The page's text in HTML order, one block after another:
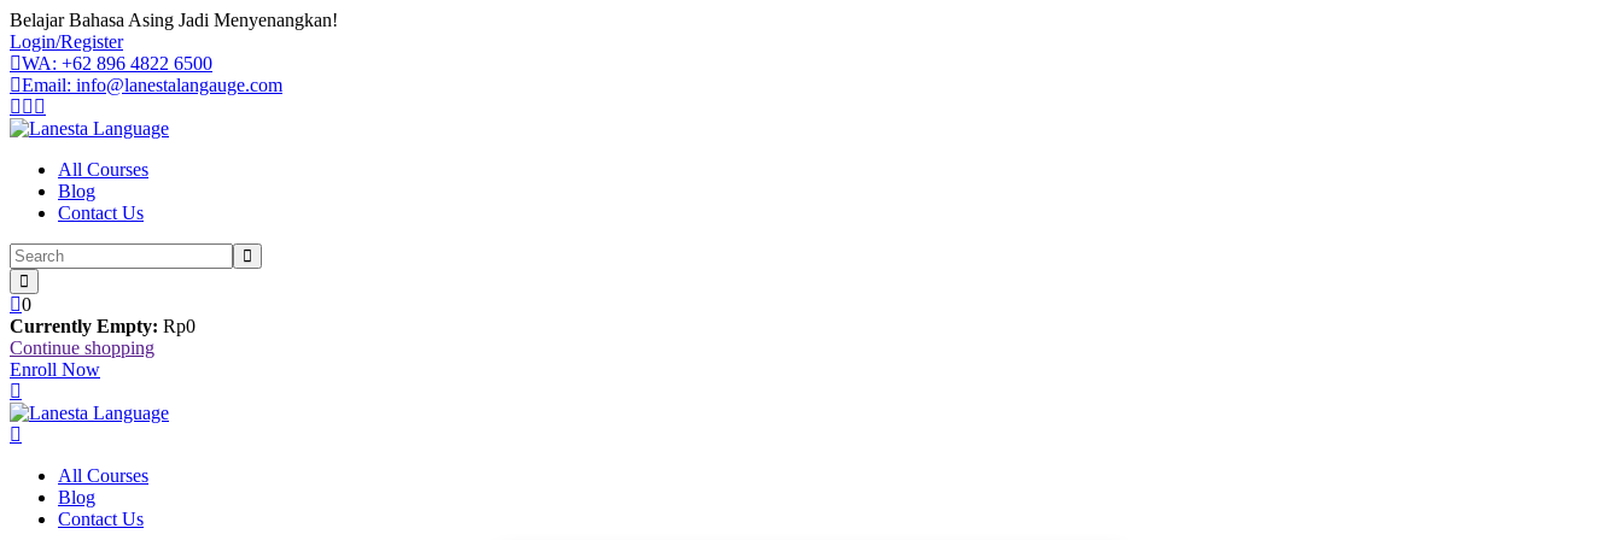
Skip
to
content
Belajar Bahasa Asing Jadi Menyenangkan!
Login/Register
WA: +62 896 4822 6500
Email: info@lanestalangauge.com
All Courses
Blog
Contact Us
0
Currently Empty: Rp0
Continue shopping
Enroll Now
All Courses
Blog
Contact Us